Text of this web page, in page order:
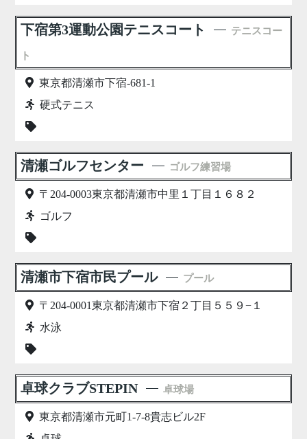
下宿第3運動公園テニスコート テニスコー
ト
東京都清瀬市下宿-681-1
硬式テニス
清瀬ゴルフセンター ゴルフ練習場
〒204-0003東京都清瀬市中里１丁目１６８２
ゴルフ
清瀬市下宿市民プール プール
〒204-0001東京都清瀬市下宿２丁目５５９−１
水泳
卓球クラブSTEPIN 卓球場
東京都清瀬市元町1-7-8貴志ビル2F